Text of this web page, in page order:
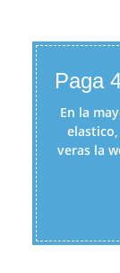
Paga
En la
veras la